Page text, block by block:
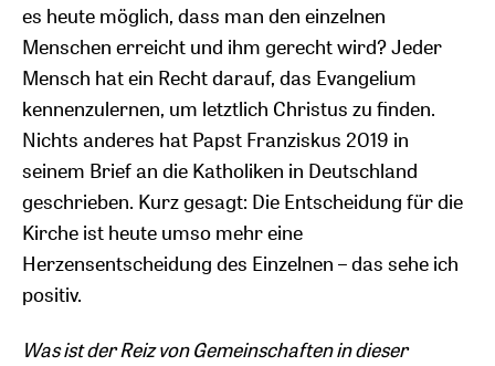
es heute möglich, dass man den einzelnen
Menschen erreicht und ihm gerecht wird? Jeder
Mensch hat ein Recht darauf, das Evangelium
kennenzulernen, um letztlich Christus zu finden.
Nichts anderes hat Papst Franziskus 2019 in
seinem Brief an die Katholiken in Deutschland
geschrieben. Kurz gesagt: Die Entscheidung für die
Kirche ist heute umso mehr eine
Herzensentscheidung des Einzelnen – das sehe ich
positiv.
Was ist der Reiz von Gemeinschaften in dieser